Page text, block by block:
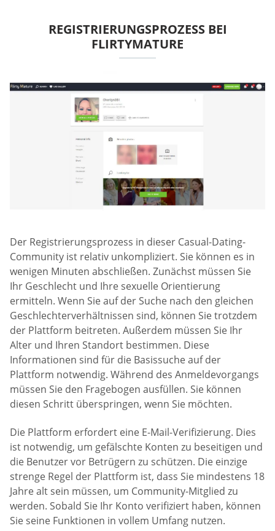
REGISTRIERUNGSPROZESS BEI
FLIRTYMATURE
Der Registrierungsprozess in dieser Casual-Dating-
Community ist relativ unkompliziert. Sie können es in
wenigen Minuten abschließen. Zunächst müssen Sie
Ihr Geschlecht und Ihre sexuelle Orientierung
ermitteln. Wenn Sie auf der Suche nach den gleichen
Geschlechterverhältnissen sind, können Sie trotzdem
der Plattform beitreten. Außerdem müssen Sie Ihr
Alter und Ihren Standort bestimmen. Diese
Informationen sind für die Basissuche auf der
Plattform notwendig. Während des Anmeldevorgangs
müssen Sie den Fragebogen ausfüllen. Sie können
diesen Schritt überspringen, wenn Sie möchten.
Die Plattform erfordert eine E-Mail-Verifizierung. Dies
ist notwendig, um gefälschte Konten zu beseitigen und
die Benutzer vor Betrügern zu schützen. Die einzige
strenge Regel der Plattform ist, dass Sie mindestens 18
Jahre alt sein müssen, um Community-Mitglied zu
werden. Sobald Sie Ihr Konto verifiziert haben, können
Sie seine Funktionen in vollem Umfang nutzen.